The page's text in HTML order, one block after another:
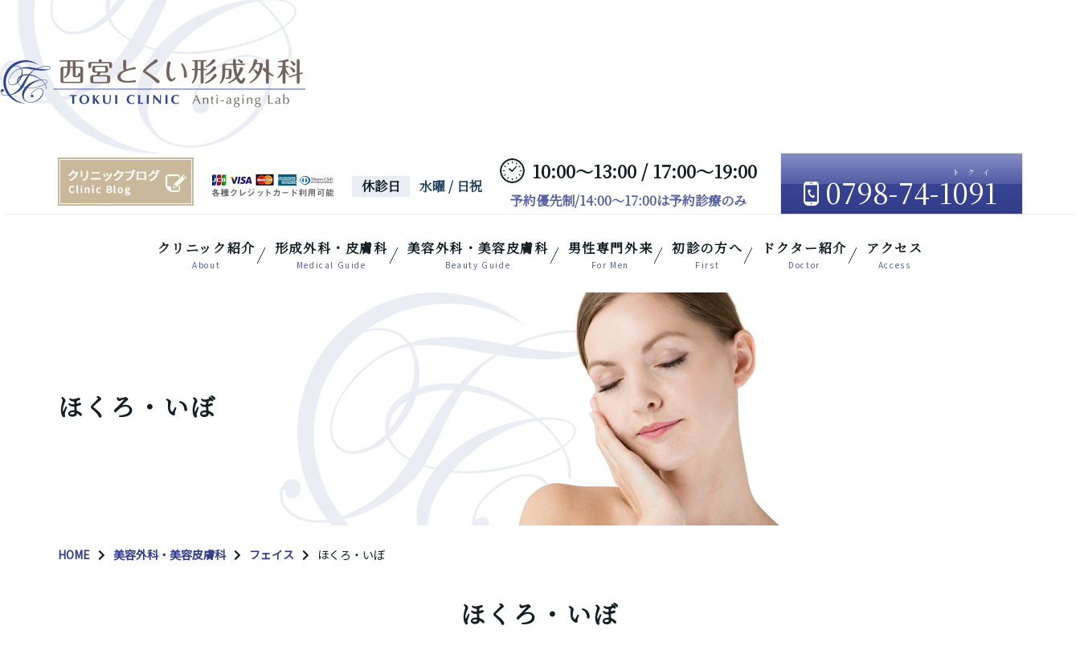
休診日 水曜 / 日祝
10:00～13:00 / 17:00～19:00
予約優先制/14:00～17:00は予約診療のみ 0798-74-1091
クリニック紹介 形成外科・皮膚科 美容外科・美容皮膚科 男性専門外来 初診の方へ ドクター紹介 アクセス
ほくろ・いぼ
HOME 美容外科・美容皮膚科 フェイス ほくろ・いぼ
ほくろ・いぼ